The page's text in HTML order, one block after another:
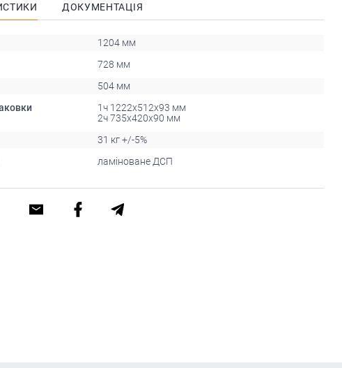
ДОКУМЕНТАЦІЯ
1204 мм
728 мм
504 мм
1ч 1222х512х93 мм
2ч 735х420х90 мм
31 кг +/-5%
ламіноване ДСП